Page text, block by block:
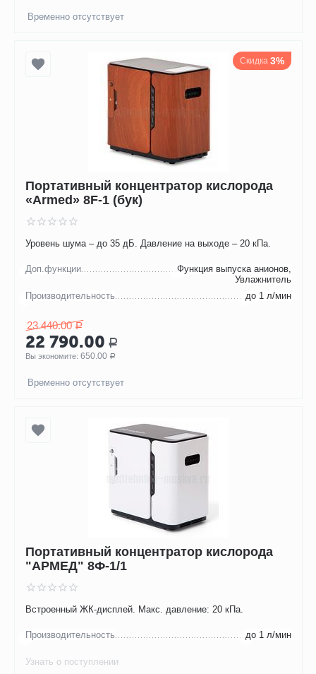
Временно отсутствует
Скидка 3%
Портативный концентратор кислорода
«Armed» 8F-1 (бук)
Уровень шума – до 35 дБ. Давление на выходе – 20 кПа.
Доп.функции
Функция выпуска анионов,
Увлажнитель
Производительность
до 1 л/мин
23 440.00 Р
22 790.00 Р
Вы экономите: 650.00 Р
Временно отсутствует
Портативный концентратор кислорода
"АРМЕД" 8Ф-1/1
Встроенный ЖК-дисплей. Макс. давление: 20 кПа.
Производительность до 1 л/мин
Узнать о поступлении